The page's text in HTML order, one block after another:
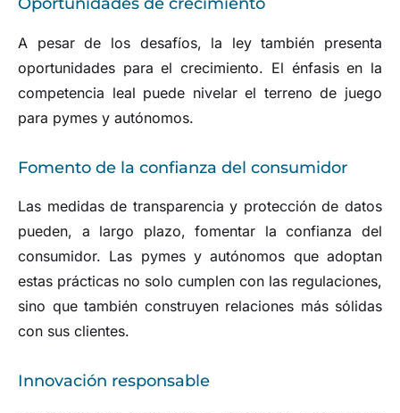
A pesar de los desafíos, la ley también presenta
oportunidades para el crecimiento. El énfasis en la
competencia leal puede nivelar el terreno de juego
para pymes y autónomos.
Fomento de la confianza del consumidor
Las medidas de transparencia y protección de datos
pueden, a largo plazo, fomentar la confianza del
consumidor. Las pymes y autónomos que adoptan
estas prácticas no solo cumplen con las regulaciones,
sino que también construyen relaciones más sólidas
con sus clientes.
Innovación responsable